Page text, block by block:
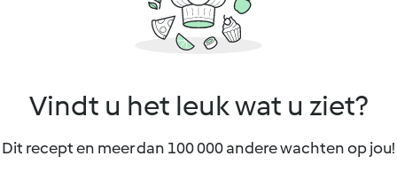
Vindt u het leuk wat u ziet?
Dit recept en meer dan 100 000 andere wachten op jou!